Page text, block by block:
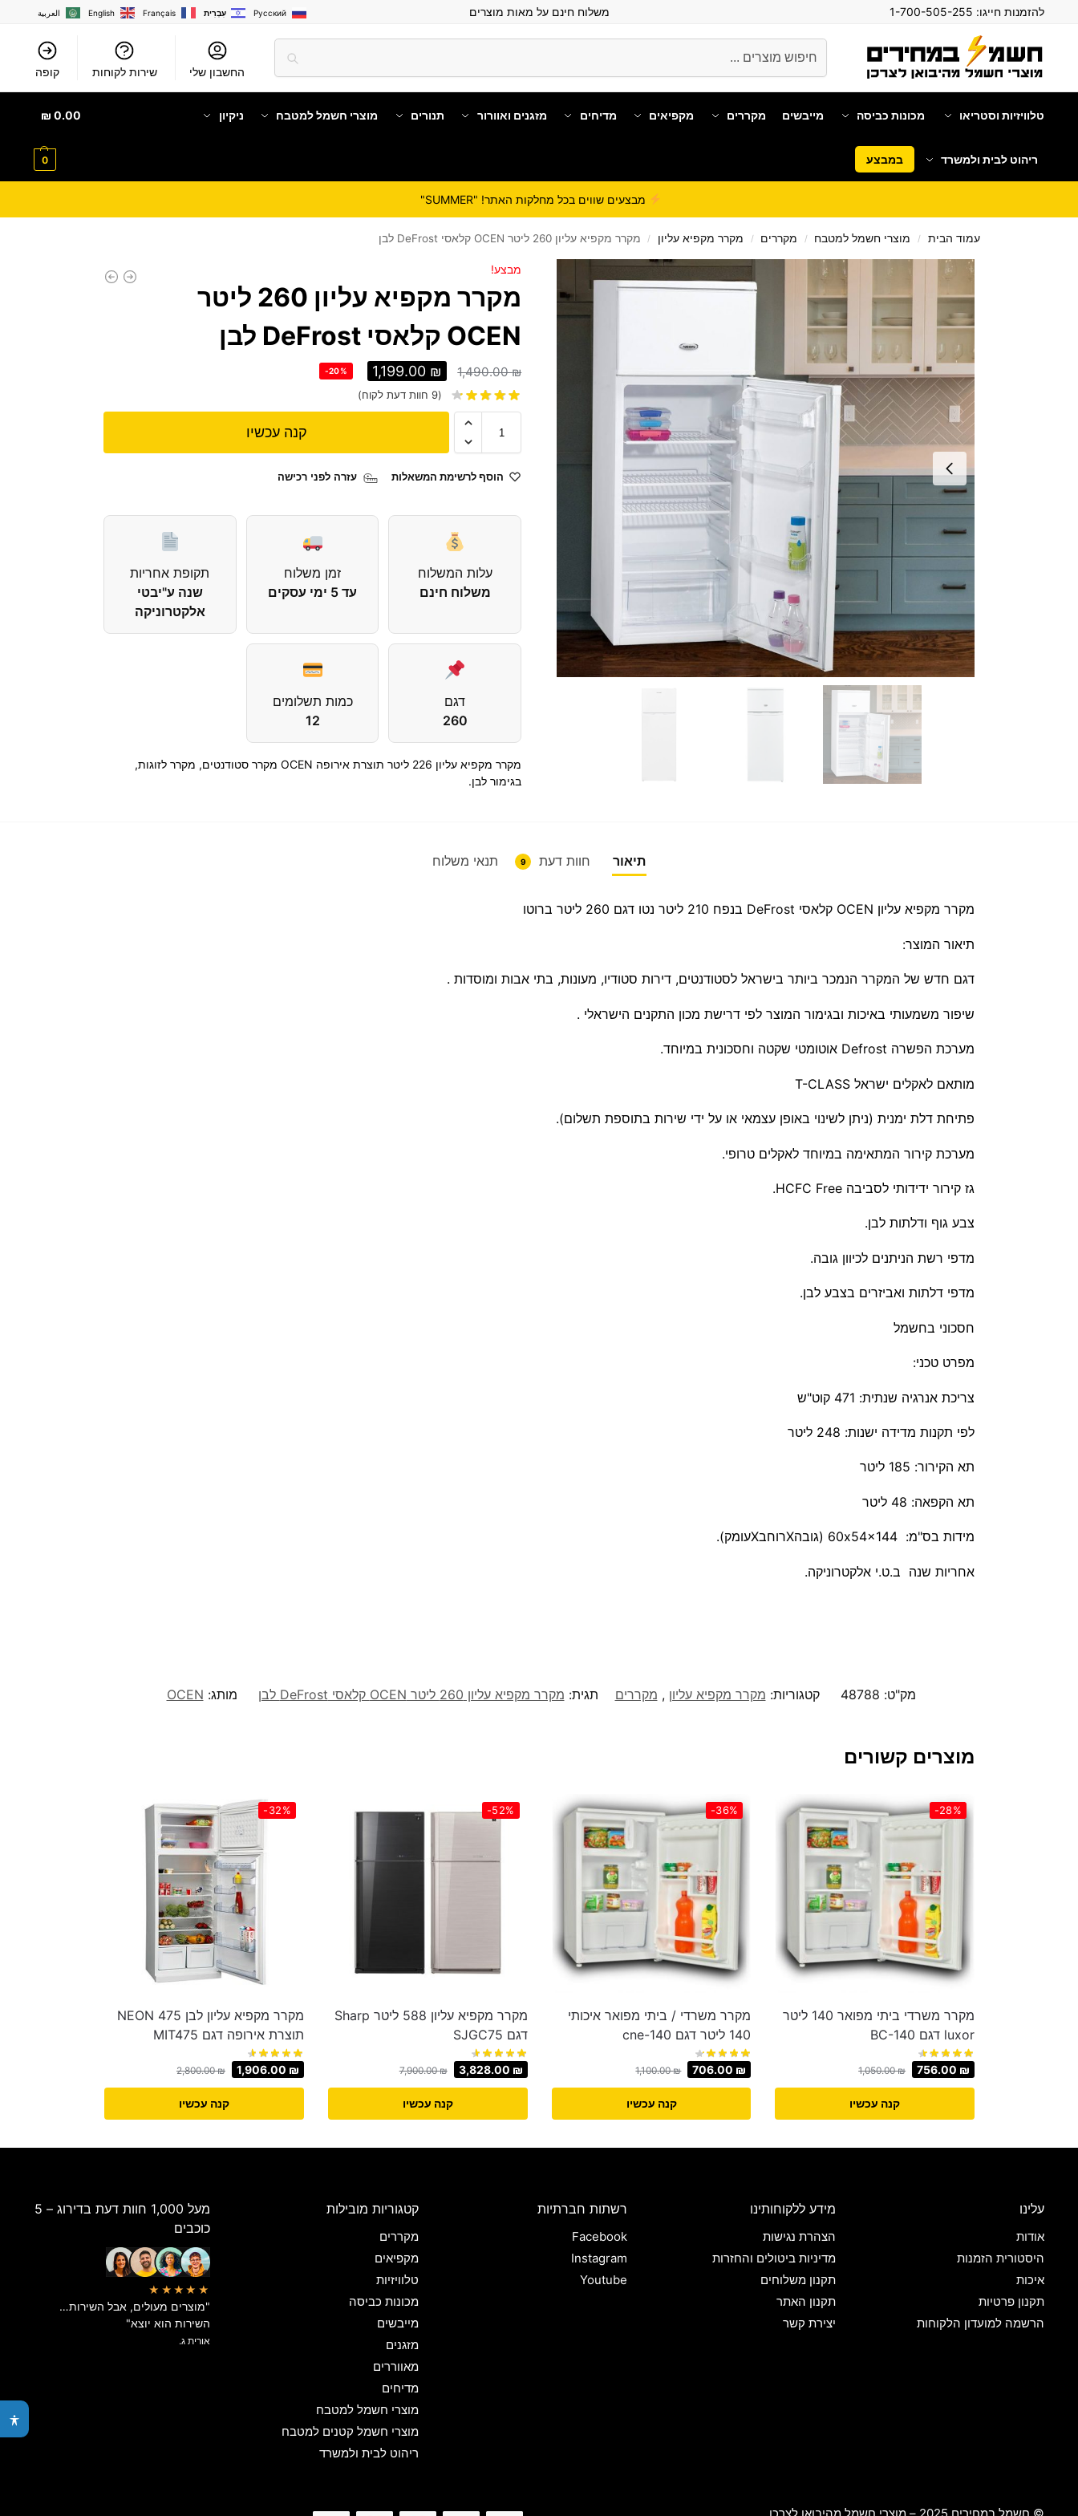
להזמנות חייגו: משלוח חינם על מאות מוצרים العربية English Français עִבְרִית Русский
החשבון שלי שירות לקוחות קופה
טלוויזיות וסטריאו מכונות כביסה מייבשים מקררים מקפיאים מדיחים מזגנים ואוורור תנורים מוצרי חשמל למטבח ניקיון
ריהוט לבית ולמשרד במבצע
0.00
₪
0
מבצעים שווים בכל מחלקות האתר! "SUMMER"
עמוד הבית / מוצרי חשמל למטבח / מקררים / מקרר מקפיא עליון / מקרר מקפיא עליון 260 ליטר OCEN קלאסי DeFrost לבן
מבצע!
מקרר מקפיא עליון 260 ליטר
OCEN קלאסי DeFrost לבן
1,490.00₪
1,199.00 ₪
-20%
(
9 חוות דעת לקוח)
קנה עכשיו
הוסף לרשימת המשאלות עזרה לפני רכישה
עלות המשלוח
משלוח חינם
זמן משלוח
עד 5 ימי עסקים
תקופת אחריות
שנה ע"יבטי
אלקטרוניקה
דגם
260
כמות תשלומים
12
מקרר מקפיא עליון 226 ליטר תוצרת אירופה OCEN מקרר סטודנטים, מקרר לזוגות,
בגימור לבן.
תיאור חוות דעת 9 תנאי משלוח
מקרר מקפיא עליון OCEN קלאסי DeFrost בנפח 210 ליטר נטו דגם 260 ליטר ברוטו
תיאור המוצר:
דגם חדש של המקרר הנמכר ביותר בישראל לסטודנטים, דירות סטודיו, מעונות, בתי אבות ומוסדות .
שיפור משמעותי באיכות ובגימור המוצר לפי דרישת מכון התקנים הישראלי .
מערכת הפשרה Defrost אוטומטי שקטה וחסכונית במיוחד.
מותאם לאקלים ישראל T-CLASS
פתיחת דלת ימנית (ניתן לשינוי באופן עצמאי או על ידי שירות בתוספת תשלום).
מערכת קירור המתאימה במיוחד לאקלים טרופי.
גז קירור ידידותי לסביבה HCFC Free.
צבע גוף ודלתות לבן.
מדפי רשת הניתנים לכיוון גובה.
מדפי דלתות ואביזרים בצבע לבן.
חסכוני בחשמל
מפרט טכני:
צריכת אנרגיה שנתית: 471 קוט"ש
לפי תקנות מדידה ישנות: 248 ליטר
תא הקירור: 185 ליטר
תא הקפאה: 48 ליטר
מידות בס"מ: 60x54x144 (גובהXרוחבXעומק).
אחריות שנה ב.ט.י אלקטרוניקה.
מק"ט: 48788 קטגוריות: מקרר מקפיא עליון , מקררים תגית: מקרר מקפיא עליון 260 ליטר OCEN קלאסי DeFrost לבן מותג: OCEN
מוצרים קשורים
-28%
מקרר משרדי ביתי מפואר 140 ליטר
luxor דגם BC-140
1,050.00₪ 756.00 ₪
קנה עכשיו
-36%
מקרר משרדי / ביתי מפואר איכותי
140 ליטר דגם cne-140
1,100.00₪ 706.00 ₪
קנה עכשיו
-52%
מקרר מקפיא עליון 588 ליטר Sharp
דגם SJGC75
7,900.00₪ 3,828.00 ₪
קנה עכשיו
-32%
מקרר מקפיא עליון לבן 475 NEON
תוצרת אירופה דגם MIT475
2,800.00₪ 1,906.00 ₪
קנה עכשיו
עלינו
אודות
היסטורית הזמנות
איכות
תקנון פרטיות
הרשמה למועדון הלקוחות
מידע ללקוחותינו
הצהרת נגישות
מדיניות ביטולים והחזרות
תקנון משלוחים
תקנון האתר
יצירת קשר
רשתות חברתיות
Facebook
Instagram
Youtube
קטגוריות מובילות
מקררים
מקפיאים
טלוויזיות
מכונות כביסה
מייבשים
מזגנים
מאווררים
מדיחים
מוצרי חשמל למטבח
מוצרי חשמל קטנים למטבח
ריהוט לבית ולמשרד
מעל 1,000 חוות דעת בדירוג – 5
כוכבים
★★★★★
"מוצרים מעולים, אבל השירות…
השירות הוא יוצא"
אורית ג.